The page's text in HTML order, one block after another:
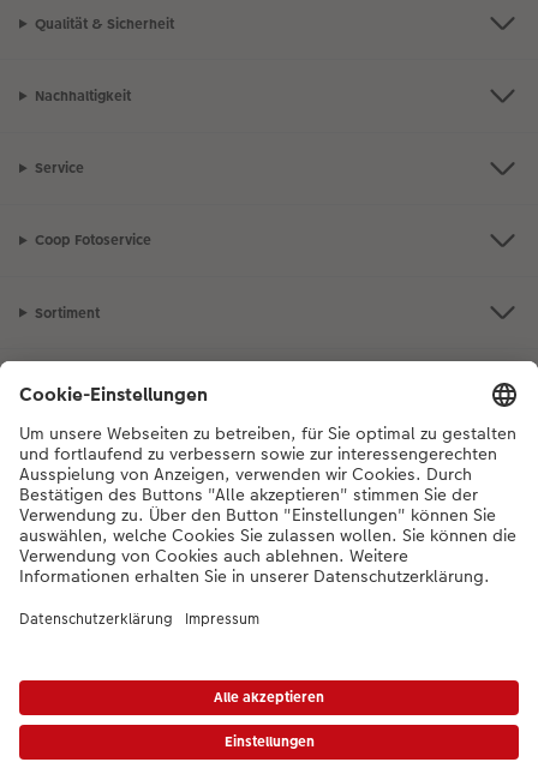
Qualität & Sicherheit
Nachhaltigkeit
Service
Coop Fotoservice
Sortiment
Inspiration
Bei Fragen zu Produkten oder der Bestellung können Sie uns gerne von
Montag bis Samstag von 8:00 – 20:00 Uhr und Sonntag von 10:00 –
20:00 Uhr (gesetzliche Feiertage ausgenommen) unter der
Telefonnummer044 499 10 36kontaktieren.
DE| FR|IT
Produkt hat ggfs. einen höheren Preis.
|AGB|Datenschutz|Impressum